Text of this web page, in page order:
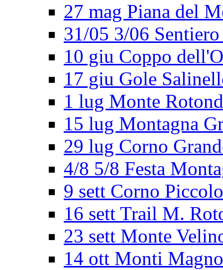
27 mag Piana del
31/05 3/06
10 giu Coppo
17 giu Gole
1 lug Monte
15 lug Montagna
29 lug Corno
4/8 5/8 Festa
9 sett Corno Piccolo
16 sett Trail M.
23 sett Monte
14 ott Monti